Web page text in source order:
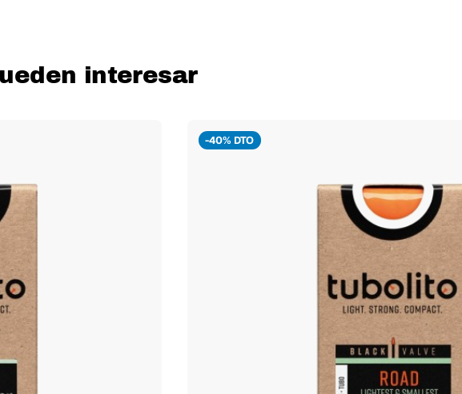
interesar
-40% DTO